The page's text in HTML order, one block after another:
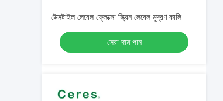
টেক্সটাইল লেবেল ফ্লেক্সো স্ক্রিন লেবেল মুদ্রণ কালি
সেরা দাম পান